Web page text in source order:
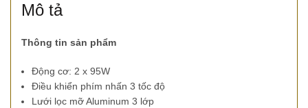
Mô tả
Thông tin sản phẩm
Động cơ: 2 x 95W
Điều khiển phím nhấn 3 tốc độ
Lưới lọc mỡ Aluminum 3 lớp